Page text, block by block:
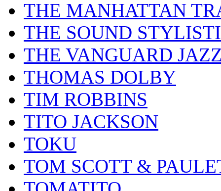
THE MANHATTAN
THE SOUND
THE VANGUARD
THOMAS DOLBY
TIM ROBBINS
TITO JACKSON
TOKU
TOM SCOTT &